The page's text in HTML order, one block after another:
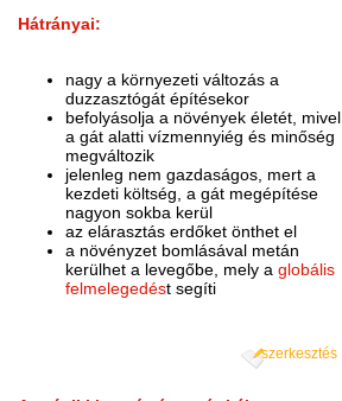
Hátrányai:
nagy a környezeti változás a
duzzasztógát építésekor
befolyásolja a növények életét, mivel
a gát alatti vízmennyiég és minőség
megváltozik
jelenleg nem gazdaságos, mert a
kezdeti költség, a gát megépítése
nagyon sokba kerül
az elárasztás erdőket önthet el
a növényzet bomlásával metán
kerülhet a levegőbe, mely aglobális
felmelegedést segíti
szerkesztés